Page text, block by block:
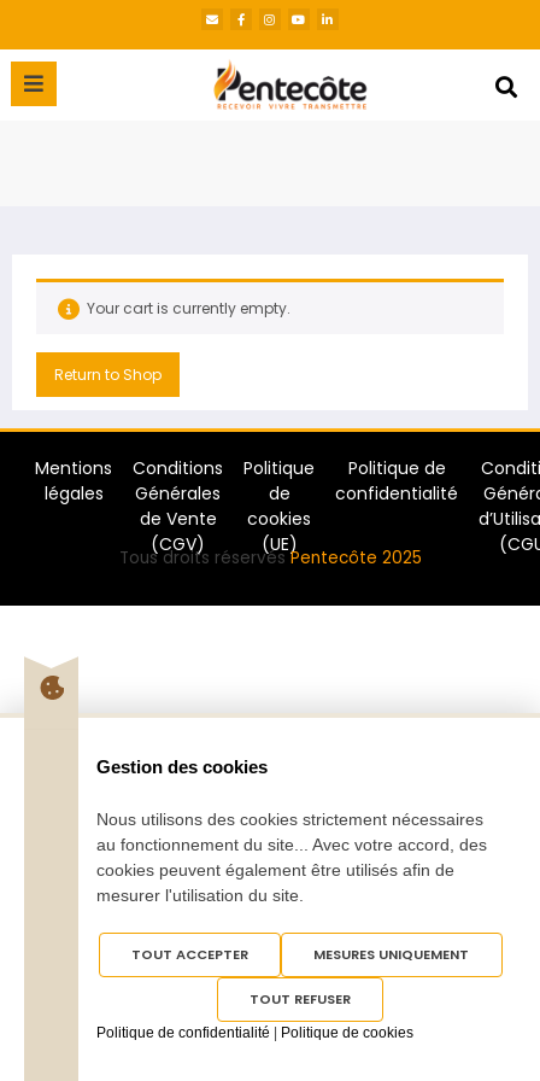
Your cart is currently empty.
Return to Shop
Mentions
légales
Conditions
Générales
de Vente
(CGV)
Politique
de
cookies
(UE)
Politique de
confidentialité
Tous droits réservésPentecôte 2025
Gestion des cookies
Nous utilisons des cookies strictement nécessaires
au fonctionnement du site... Avec votre accord, des
cookies peuvent également être utilisés afin de
mesurer l'utilisation du site.
TOUT ACCEPTER MESURES UNIQUEMENT
TOUT REFUSER
Politique de confidentialité Politique de cookies